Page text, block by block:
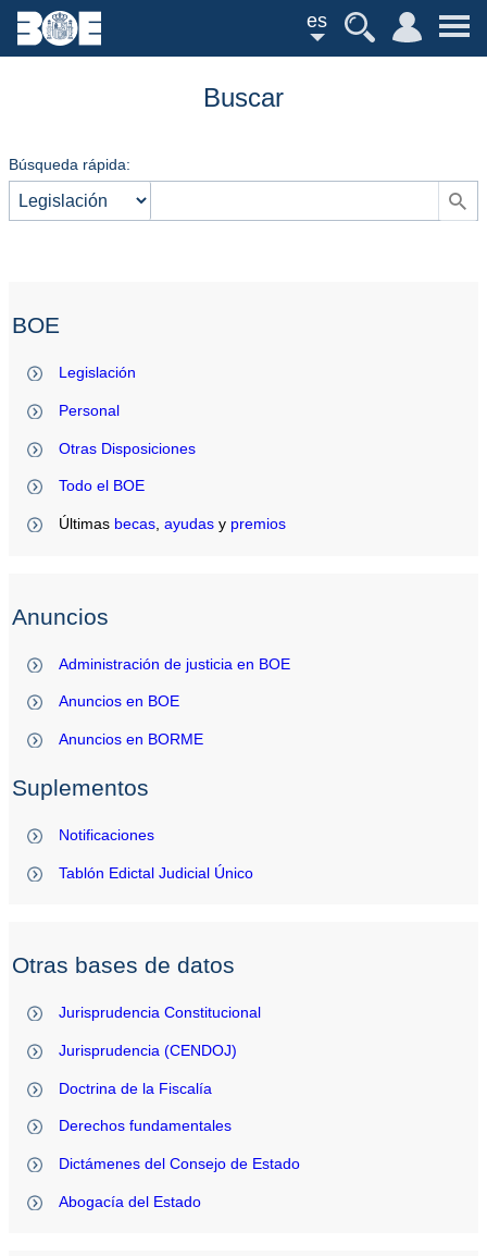
es
Buscar
Búsqueda rápida:
BOE
Legislación
Personal
Otras Disposiciones
Todo el BOE
Últimas becas ,ayudas y premios
Anuncios
Administración de justicia en BOE
Anuncios en BOE
Anuncios en BORME
Suplementos
Notificaciones
Tablón Edictal Judicial Único
Otras bases de datos
Jurisprudencia Constitucional
Jurisprudencia (CENDOJ)
Doctrina de la Fiscalía
Derechos fundamentales
Dictámenes del Consejo de Estado
Abogacía del Estado